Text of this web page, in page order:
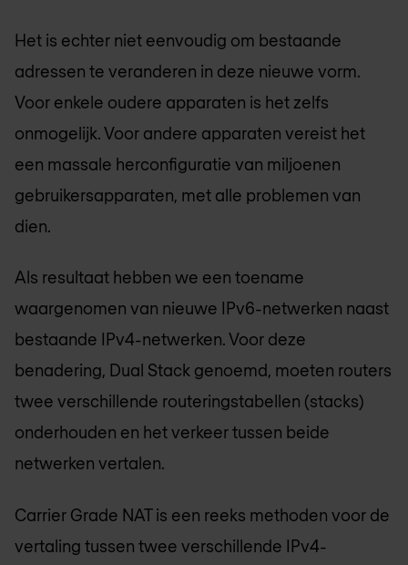
Het is echter niet eenvoudig om bestaande
adressen te veranderen in deze nieuwe vorm.
Voor enkele oudere apparaten is het zelfs
onmogelijk. Voor andere apparaten vereist het
een massale herconfiguratie van miljoenen
gebruikersapparaten, met alle problemen van
dien.
Als resultaat hebben we een toename
waargenomen van nieuwe IPv6-netwerken naast
bestaande IPv4-netwerken. Voor deze
benadering, Dual Stack genoemd, moeten routers
twee verschillende routeringstabellen (stacks)
onderhouden en het verkeer tussen beide
netwerken vertalen.
Carrier Grade NAT is een reeks methoden voor de
vertaling tussen twee verschillende IPv4-